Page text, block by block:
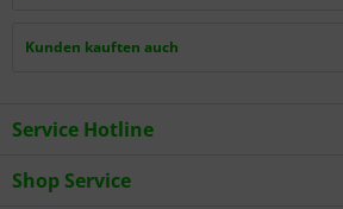
Kunden kauften auch
Service Hotline
Shop Service